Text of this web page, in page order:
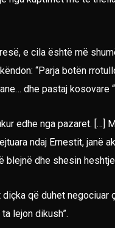
e cila është më
“Parja botën
dhe pastaj kosovare
edhe nga pazaret.
ndaj Ernestit, janë
dhe shesin
që duhet
lejon dikush”.